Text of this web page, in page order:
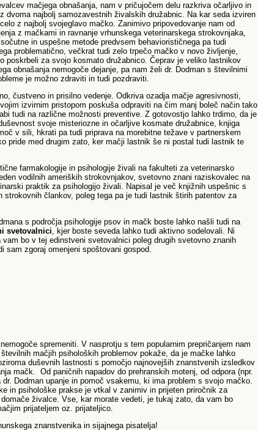
mačjega obnašanja, nam v pričujočem delu razkriva očarljivo in
dvoma najbolj samozavestnih živalskih družabnic. Na kar seda izviren
z najbolj svojeglavo mačko. Zanimivo pripovedovanje nam od
z mačkami in ravnanje vrhunskega veterinarskega strokovnjaka,
in uspešne metode predvsem behaviorističnega pa tudi
problematično, večkrat tudi zelo trpečo mačko v novo življenje,
poskrbeli za svojo kosmato družabnico. Čeprav je veliko lastnikov
obnašanja nemogoče dejanje, pa nam želi dr. Dodman s številnimi
je možno zdraviti in tudi pozdraviti.
čustveno in prisilno vedenje. Odkriva ozadja mačje agresivnosti,
izvirnim pristopom poskuša odpraviti na čim manj boleč način tako
tudi na različne možnosti preventive. Z gotovostjo lahko trdimo, da je
svoje misteriozne in očarljive kosmate družabnice, knjiga
v sili, hkrati pa tudi priprava na morebitne težave v partnerskem
pride med drugim zato, ker mačji lastnik še ni postal tudi lastnik te
farmakologije in psihologije živali na fakulteti za veterinarsko
vodilnih ameriških strokovnjakov, svetovno znani raziskovalec na
praktik za psihologijo živali. Napisal je več knjižnih uspešnic s
člankov, poleg tega pa je tudi lastnik štirih patentov za
s področja psihologije psov in mačk boste lahko našli tudi na
svetovalnici, kjer boste seveda lahko tudi aktivno sodelovali. Ni
bo v tej edinstveni svetovalnici poleg drugih svetovno znanih
sam zgoraj omenjeni spoštovani gospod.
spremeniti. V nasprotju s tem popularnim prepričanjem nam
mačjih psiholoških problemov pokaže, da je mačke lahko
duševnih lastnosti s pomočjo najnovejših znanstvenih izsledkov
mačk. Od paničnih napadov do prehranskih motenj, od odpora (npr.
Dodman upanje in pomoč vsakemu, ki ima problem s svojo mačko.
in psihološke prakse je vtkal v zanimiv in prijeten priročnik za
živalce. Vse, kar morate vedeti, je tukaj zato, da vam bo
prijateljem oz. prijateljico.
znanstvenika in sijajnega pisatelja!